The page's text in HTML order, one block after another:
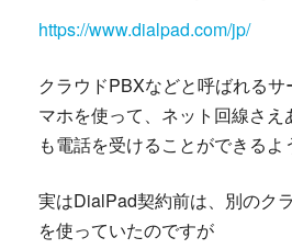
https://www.dialpad.com/jp/
クラウドPBXなどと呼ばれる
マホを使って、ネット回線さえ
も電話を受けることができるよ
実はDialPad契約前は、別のク
を使っていたのですが